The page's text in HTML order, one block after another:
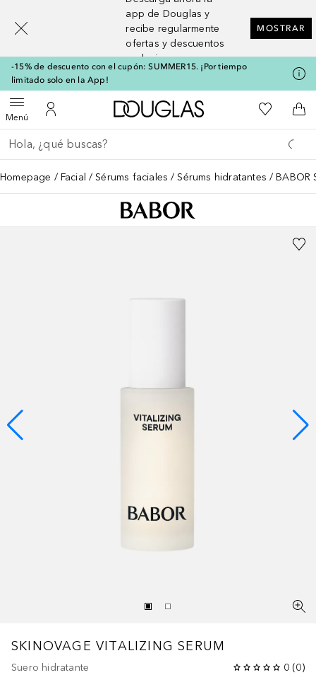
app de Douglas y
recibe regularmente
ofertas y descuentos
exclusivos
MOSTRAR
-15% de descuento con el cupón: SUMMER15. ¡Por tiempo
limitado solo en la App!
MenúAbrir menúMi cuenta
A Douglas HomeMi lista de
A
Regresar
Ejecutar búsqueda
Homepage Facial Sérums faciales Sérums hidratantes BABOR
SKINOVAGE VITALIZING SERUM
Suero hidratante 0 (0)
[navigation.slideout.screenreader]